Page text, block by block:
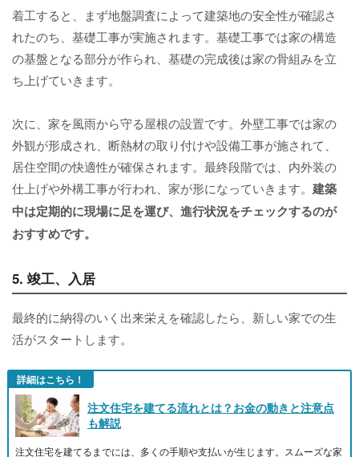
着工すると、まず地盤調査によって建築地の安全性が確認さ
れたのち、基礎工事が実施されます。基礎工事では家の構造
の基盤となる部分が作られ、基礎の完成後は家の骨組みを立
ち上げていきます。
次に、家を風雨から守る屋根の設置です。外壁工事では家の
外観が形成され、断熱材の取り付けや設備工事が施されて、
居住空間の快適性が確保されます。最終段階では、内外装の
仕上げや外構工事が行われ、家が形になっていきます。 建築
中は定期的に現場に足を運び、進行状況をチェックするのが
おすすめです。
5. 竣工、入居
最終的に納得のいく出来栄えを確認したら、新しい家での生
活がスタートします。
詳細はこちら！
注文住宅を建てる流れとは？お金の動きと注意点
も解説
注文住宅を建てるまでには、多くの手順や支払いが生じます。スムーズな家